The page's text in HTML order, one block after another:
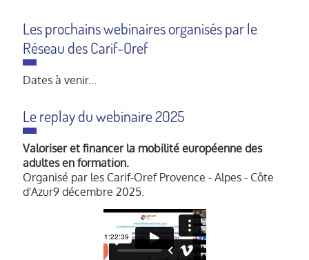
Les prochains webinaires organisés par le
Réseau des Carif-Oref
Dates à venir...
Le replay du webinaire 2025
Valoriser et financer la mobilité européenne des
adultes en formation.
Organisé par les Carif-Oref Provence - Alpes - Côte
d'Azur9 décembre 2025.